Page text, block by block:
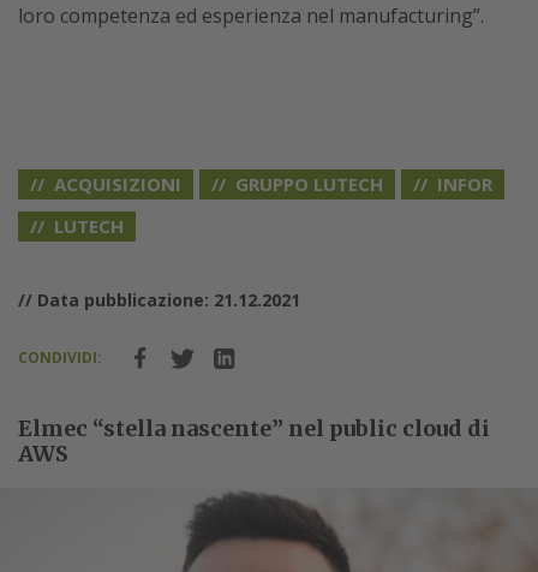
loro competenza ed esperienza nel manufacturing”.
ACQUISIZIONI GRUPPO LUTECH
INFOR
LUTECH
// Data pubblicazione: 21.12.2021
CONDIVIDI:
Elmec “stella nascente” nel public cloud di
AWS